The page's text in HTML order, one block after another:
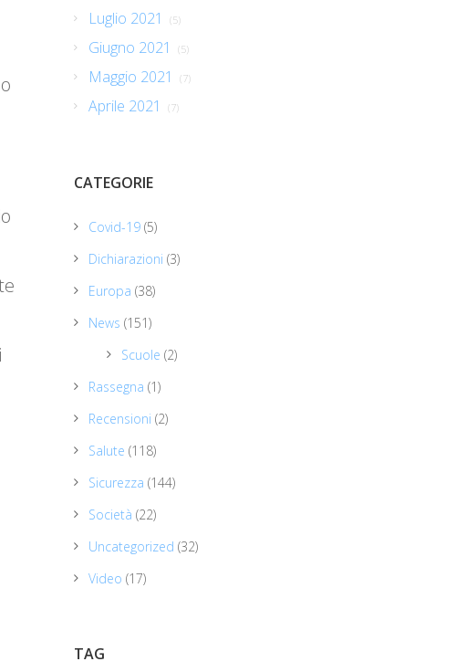
Luglio 2021 (5)
Giugno 2021 (5)
Maggio 2021 (7)
Aprile 2021 (7)
CATEGORIE
Covid-19 (5)
Dichiarazioni (3)
Europa (38)
News (151)
Scuole (2)
Rassegna (1)
Recensioni (2)
Salute (118)
Sicurezza (144)
Società (22)
Uncategorized (32)
Video (17)
TAG